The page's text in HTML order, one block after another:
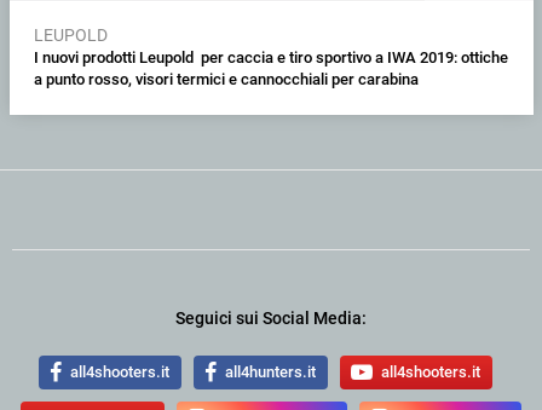
LEUPOLD
I nuovi prodotti Leupold per caccia e tiro sportivo a IWA 2019: ottiche
a punto rosso, visori termici e cannocchiali per carabina
Seguici sui Social Media:
all4shooters.it all4hunters.it all4shooters.it